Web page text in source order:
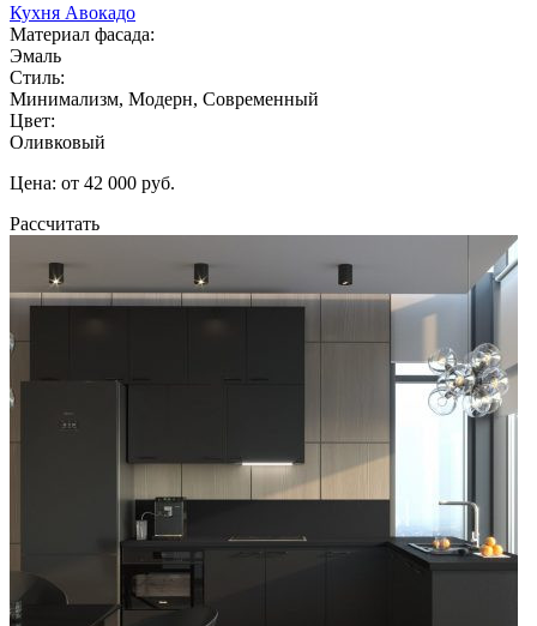
Кухня Авокадо
Материал фасада:
Эмаль
Стиль:
Минимализм, Модерн, Современный
Цвет:
Оливковый
Цена: от 42 000 руб.
Рассчитать